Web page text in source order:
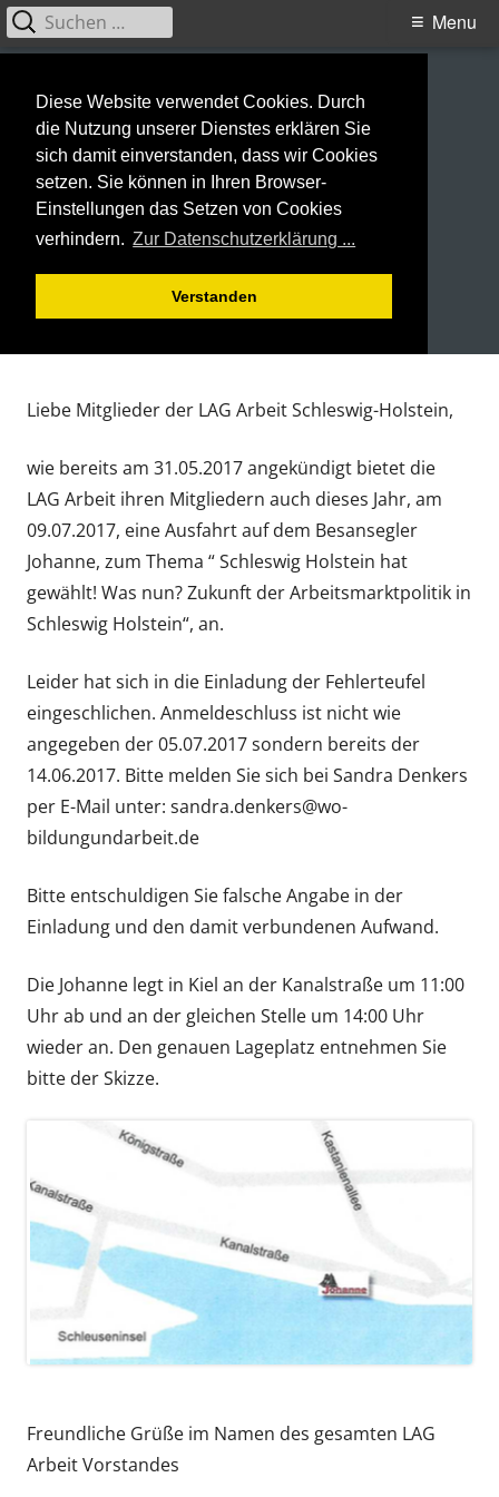
Diese Website verwendet Cookies. Durch
die Nutzung unserer Dienstes erklären Sie
sich damit einverstanden, dass wir Cookies
setzen. Sie können in Ihren Browser-
Einstellungen das Setzen von Cookies
verhindern. Zur Datenschutzerklärung ...
Verstanden
Primary
Menu
Suchen
Liebe Mitglieder der LAG Arbeit Schleswig-Holstein,
wie bereits am 31.05.2017 angekündigt bietet die
LAG Arbeit ihren Mitgliedern auch dieses Jahr, am
09.07.2017, eine Ausfahrt auf dem Besansegler
Johanne, zum Thema “ Schleswig Holstein hat
gewählt! Was nun? Zukunft der Arbeitsmarktpolitik in
Schleswig Holstein“, an.
Leider hat sich in die Einladung der Fehlerteufel
eingeschlichen. Anmeldeschluss ist nicht wie
angegeben der 05.07.2017 sondern bereits der
14.06.2017. Bitte melden Sie sich bei Sandra Denkers
per E-Mail unter: sandra.denkers@wo-
bildungundarbeit.de
Bitte entschuldigen Sie falsche Angabe in der
Einladung und den damit verbundenen Aufwand.
Die Johanne legt in Kiel an der Kanalstraße um 11:00
Uhr ab und an der gleichen Stelle um 14:00 Uhr
wieder an. Den genauen Lageplatz entnehmen Sie
bitte der Skizze.
Freundliche Grüße im Namen des gesamten LAG
Arbeit Vorstandes